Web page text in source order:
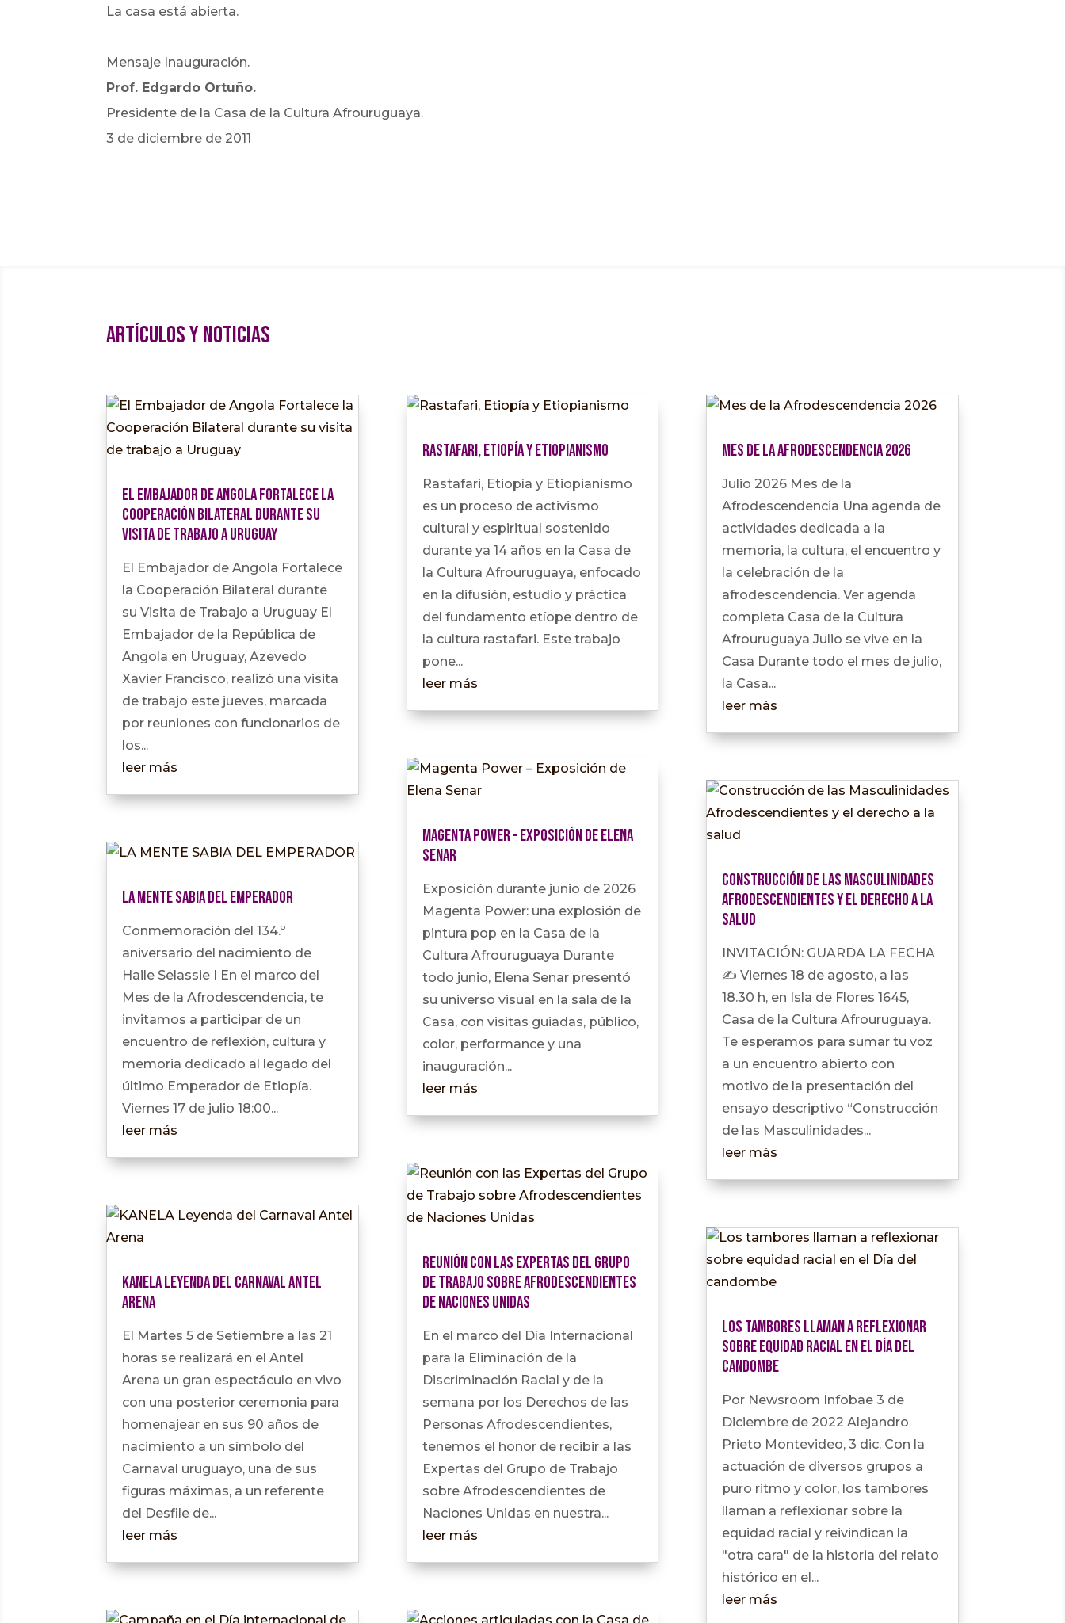
La casa está abierta.
Mensaje Inauguración.
Prof. Edgardo Ortuño.
Presidente de la Casa de la Cultura Afrouruguaya.
3 de diciembre de 2011
Artículos y Noticias
El Embajador de Angola Fortalece la
Cooperación Bilateral durante su
visita de trabajo a Uruguay
El Embajador de Angola Fortalece
la Cooperación Bilateral durante
su Visita de Trabajo a Uruguay El
Embajador de la República de
Angola en Uruguay, Azevedo
Xavier Francisco, realizó una visita
de trabajo este jueves, marcada
por reuniones con funcionarios de
los...
leer más
LA MENTE SABIA DEL EMPERADOR
Conmemoración del 134.º
aniversario del nacimiento de
Haile Selassie I En el marco del
Mes de la Afrodescendencia, te
invitamos a participar de un
encuentro de reflexión, cultura y
memoria dedicado al legado del
último Emperador de Etiopía.
Viernes 17 de julio 18:00...
leer más
KANELA Leyenda del Carnaval Antel
Arena
El Martes 5 de Setiembre a las 21
horas se realizará en el Antel
Arena un gran espectáculo en vivo
con una posterior ceremonia para
homenajear en sus 90 años de
nacimiento a un símbolo del
Carnaval uruguayo, una de sus
figuras máximas, a un referente
del Desfile de...
leer más
Rastafari, Etiopía y Etiopianismo
Rastafari, Etiopía y Etiopianismo
es un proceso de activismo
cultural y espiritual sostenido
durante ya 14 años en la Casa de
la Cultura Afrouruguaya, enfocado
en la difusión, estudio y práctica
del fundamento etíope dentro de
la cultura rastafari. Este trabajo
pone...
leer más
Magenta Power – Exposición de Elena
Senar
Exposición durante junio de 2026
Magenta Power: una explosión de
pintura pop en la Casa de la
Cultura Afrouruguaya Durante
todo junio, Elena Senar presentó
su universo visual en la sala de la
Casa, con visitas guiadas, público,
color, performance y una
inauguración...
leer más
Reunión con las Expertas del Grupo
de Trabajo sobre Afrodescendientes
de Naciones Unidas
En el marco del Día Internacional
para la Eliminación de la
Discriminación Racial y de la
semana por los Derechos de las
Personas Afrodescendientes,
tenemos el honor de recibir a las
Expertas del Grupo de Trabajo
sobre Afrodescendientes de
Naciones Unidas en nuestra...
leer más
Mes de la Afrodescendencia 2026
Julio 2026 Mes de la
Afrodescendencia Una agenda de
actividades dedicada a la
memoria, la cultura, el encuentro y
la celebración de la
afrodescendencia. Ver agenda
completa Casa de la Cultura
Afrouruguaya Julio se vive en la
Casa Durante todo el mes de julio,
la Casa...
leer más
Construcción de las Masculinidades
Afrodescendientes y el derecho a la
salud
INVITACIÓN: GUARDA LA FECHA ️
✍ Viernes 18 de agosto, a las
18.30 h, en Isla de Flores 1645,
Casa de la Cultura Afrouruguaya.
Te esperamos para sumar tu voz
a un encuentro abierto con
motivo de la presentación del
ensayo descriptivo “Construcción
de las Masculinidades...
leer más
Los tambores llaman a reflexionar
sobre equidad racial en el Día del
candombe
Por Newsroom Infobae 3 de
Diciembre de 2022 Alejandro
Prieto Montevideo, 3 dic. Con la
actuación de diversos grupos a
puro ritmo y color, los tambores
llaman a reflexionar sobre la
equidad racial y reivindican la
"otra cara" de la historia del relato
histórico en el...
leer más